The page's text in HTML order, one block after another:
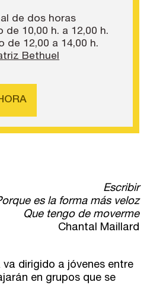
de dos horas
de 10,00 h. a 12,00 h.
de 12,00 a 14,00 h.
Bethuel
Escribir
es la forma más veloz
Que tengo de moverme
Chantal Maillard
dirigido a jóvenes entre
en grupos que se